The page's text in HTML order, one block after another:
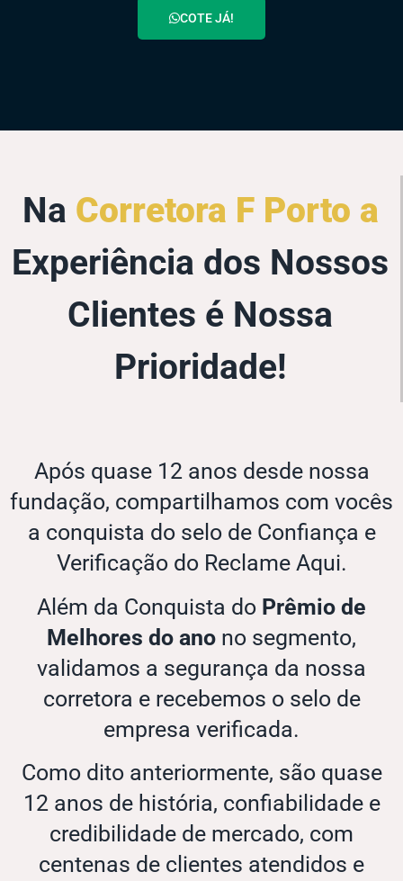
COTE JÁ!
Na Corretora F Porto a
Experiência dos Nossos
Clientes é Nossa
Prioridade!
Após quase 12 anos desde nossa
fundação, compartilhamos com vocês
a conquista do selo de Confiança e
Verificação do Reclame Aqui.
Além da Conquista do Prêmio de
Melhores do ano no segmento,
validamos a segurança da nossa
corretora e recebemos o selo de
empresa verificada.
Como dito anteriormente, são quase
12 anos de história, confiabilidade e
credibilidade de mercado, com
centenas de clientes atendidos e